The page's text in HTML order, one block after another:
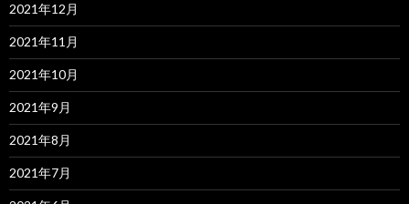
2021年12月
2021年11月
2021年10月
2021年9月
2021年8月
2021年7月